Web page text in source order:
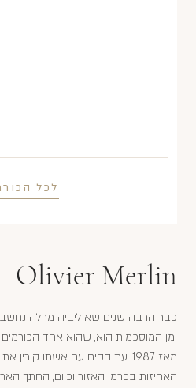
לכל
Olivier Merlin
כבר הרבה שנים שאוליביה מרלה נחשב
ומן המוסכמות הוא, שהוא אחד הכורמים
מאז 1987, עת הקים עם אשתו
האחיזות בכרמי האזור וכיום, החתך